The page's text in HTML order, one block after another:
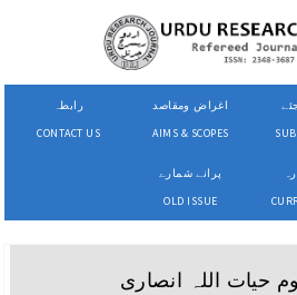
رابطہ
CONTACT US
اغراض ومقاصد
AIMS & SCOPES
پرانے شمارے
OLD ISSUE
اللہ انصاری